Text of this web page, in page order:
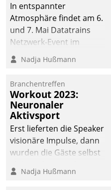
In entspannter
Atmosphäre findet am 6.
und 7. Mai Datatrains
Netzwerk-Event im
Kunden- und Partnerkreis
statt. Zentrale Frage: Wie
Mammutprojekte
meistern und Workloads
wuppen – bei zunehmend
anspruchsvollen
Aufgaben und
abnehmendem
Nadja Hußmann
Branchentreffen
Workout 2023:
Neuronaler
Aktivsport
Erst lieferten die Speaker
visionäre Impulse, dann
wurden die Gäste selbst
methodisch
Nadja Hußmann